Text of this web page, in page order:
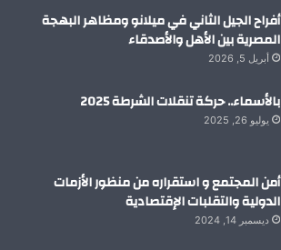
أفراح الجيل الثاني في ميلانو ومظاهر البهجة
المصرية بين الأهل والأصدقاء
أبريل 5, 2026
بالأسماء.. حركة تنقلات الشرطة 2025
يوليو 26, 2025
أمن المجتمع و استقراره من منظور الأزمات
الدولية والتقلبات الإقتصادية
ديسمبر 14, 2024